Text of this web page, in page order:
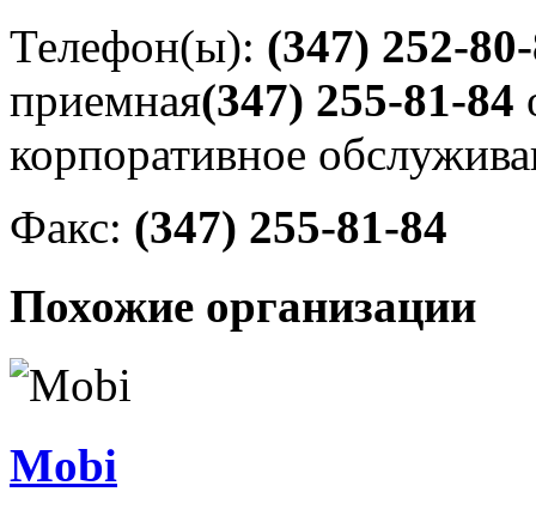
Телефон(ы): (347) 252-
приемная(347) 255-81-84
корпоративное
Факс: (347) 255-81-84
Похожие организации
Mobi